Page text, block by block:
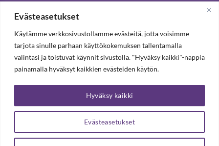
Evästeasetukset
Käytämme verkkosivustollamme evästeitä, jotta voisimme
tarjota sinulle parhaan käyttökokemuksen tallentamalla
valintasi ja toistuvat käynnit sivustolla. "Hyväksy kaikki"-nappia
painamalla hyväksyt kaikkien evästeiden käytön.
Evästeasetukset
Hyväksy kaikki
Suljettu pysyvästi 19.7.2025 alkaen
SUBSCRIBE OUR NEWSLETTER TO RECEIVE 20%
DISCOUNT.
SUBSCRIBE OUR NEWSLETTER